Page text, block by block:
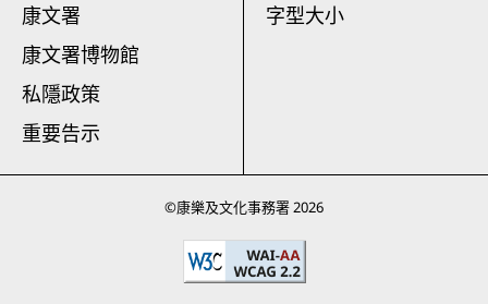
康文署
康文署博物館
私隱政策
重要告示
字型大小
©康樂及文化事務署2026